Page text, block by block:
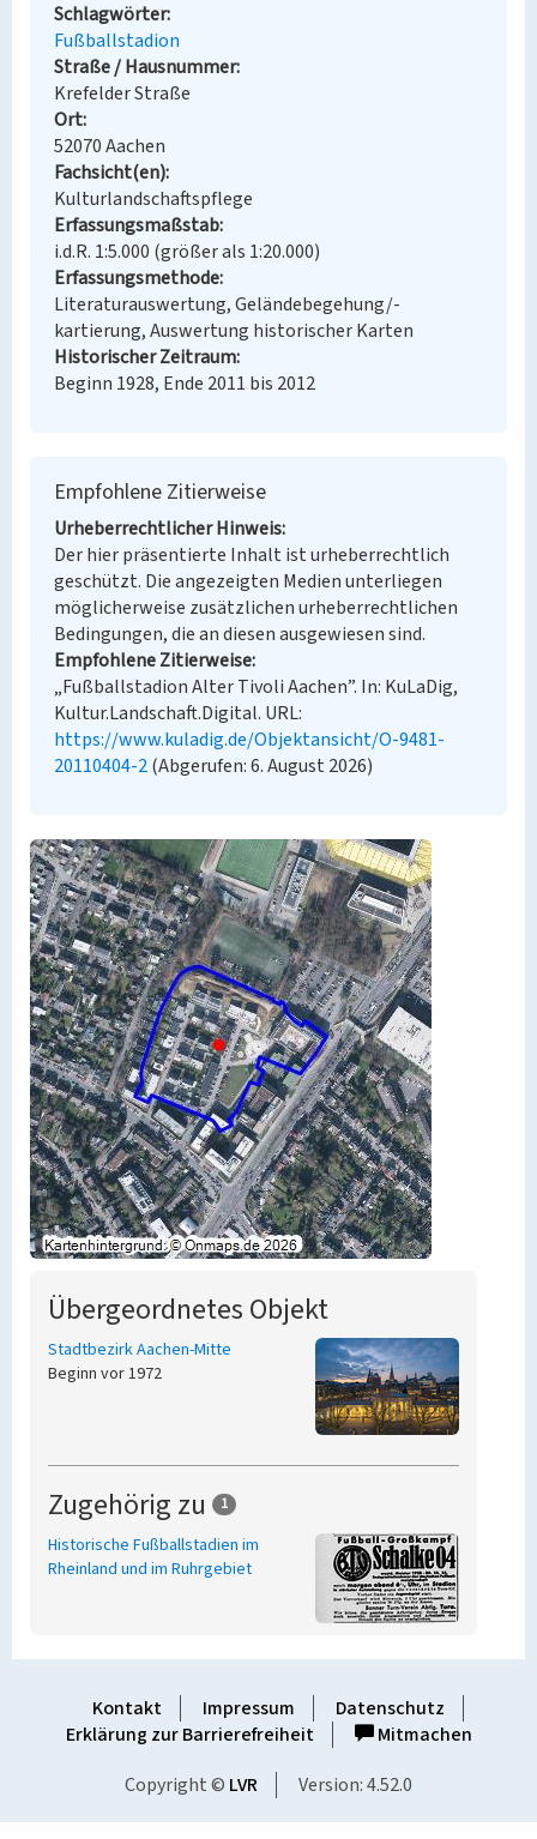
Schlagwörter
Fußballstadion
Straße / Hausnummer
Krefelder Straße
Ort
52070 Aachen
Fachsicht(en)
Kulturlandschaftspflege
Erfassungsmaßstab
i.d.R. 1:5.000 (größer als 1:20.000)
Erfassungsmethode
Literaturauswertung, Geländebegehung/-
kartierung, Auswertung historischer Karten
Historischer Zeitraum
Beginn 1928, Ende 2011 bis 2012
Empfohlene Zitierweise
Urheberrechtlicher Hinweis
Der hier präsentierte Inhalt ist urheberrechtlich
geschützt. Die angezeigten Medien unterliegen
möglicherweise zusätzlichen urheberrechtlichen
Bedingungen, die an diesen ausgewiesen sind.
Empfohlene Zitierweise
„Fußballstadion Alter Tivoli Aachen”. In: KuLaDig,
Kultur.Landschaft.Digital. URL:
https://www.kuladig.de/Objektansicht/O-9481-
20110404-2(Abgerufen: 6. August 2026)
Übergeordnetes Objekt
Stadtbezirk Aachen-Mitte
Beginn vor 1972
Zugehörig zu 1
Historische Fußballstadien im
Rheinland und im Ruhrgebiet
Kontakt Impressum
Datenschutz
Erklärung zur Barrierefreiheit
Mitmachen
Copyright © LVR Version: 4.52.0